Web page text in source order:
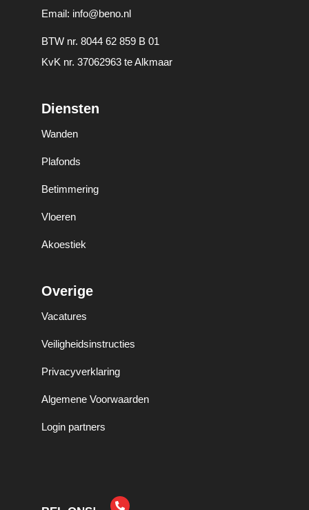
Email: info@beno.nl
BTW nr. 8044 62 859 B 01
KvK nr. 37062963 te Alkmaar
Diensten
Wanden
Plafonds
Betimmering
Vloeren
Akoestiek
Overige
Vacatures
Veiligheidsinstructies
Privacyverklaring
Algemene Voorwaarden
Login partners